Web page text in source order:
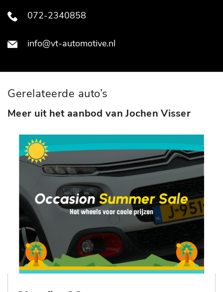
072-2340858
info@vt-automotive.nl
Gerelateerde auto’s
Meer uit het aanbod van Jochen Visser